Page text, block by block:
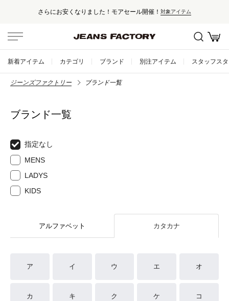
セール対象外アイテムは10%ポイント還元！
新着アイテム カテゴリ ブランド 別注アイテム スタッフス
ジーンズファクトリー ブランド一覧
ブランド一覧
指定なし
MENS
LADYS
KIDS
アルファベット カタカナ
ア イ ウ エ オ
カ キ ク ケ コ